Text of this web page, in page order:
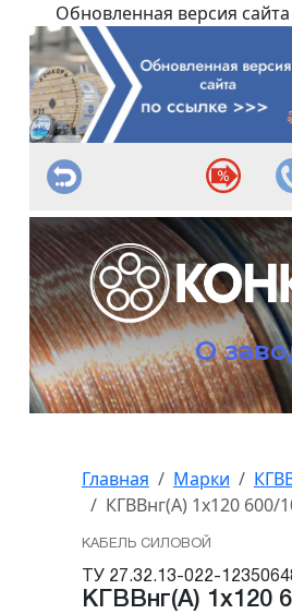
Обновленная версия
О
Главная Марки
КГВВнг(А) 1х120 600/
КАБЕЛЬ СИЛОВОЙ
ТУ 27.32.13-022-
КГВВнг(А) 1х120